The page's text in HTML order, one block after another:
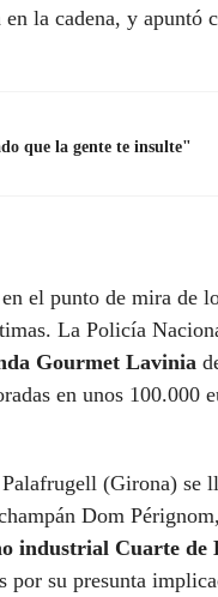
la cadena, y apuntó
que la gente te insulte"
el punto de mira de
La Policía
Gourmet Lavinia
en unos 100.000
(Girona) se
Dom
industrial Cuarte de
por su presunta